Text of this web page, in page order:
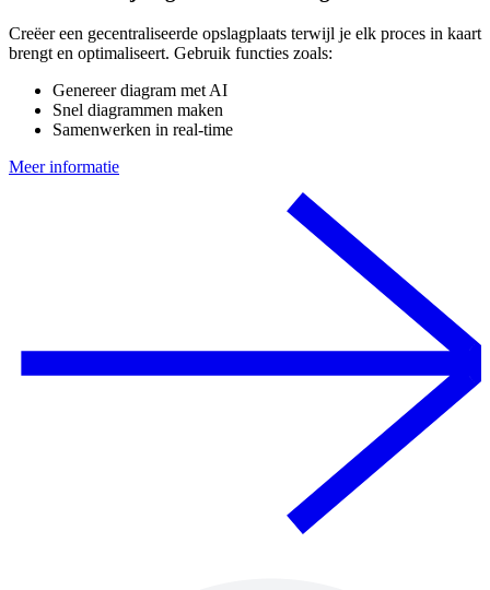
Creëer een gecentraliseerde opslagplaats terwijl je elk proces in kaart
brengt en optimaliseert. Gebruik functies zoals:
Genereer diagram met AI
Snel diagrammen maken
Samenwerken in real-time
Meer informatie